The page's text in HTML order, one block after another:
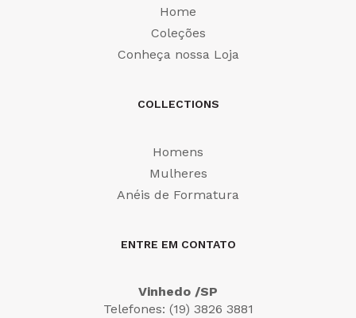
Home
Coleções
Conheça nossa Loja
COLLECTIONS
Homens
Mulheres
Anéis de Formatura
ENTRE EM CONTATO
Vinhedo /SP
Telefones: (19) 3826 3881